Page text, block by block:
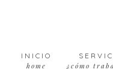
navigation
contentINICIO
home
¿cómo